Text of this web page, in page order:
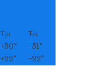
Τρι
Τετ
+30° +31°
+22° +22°